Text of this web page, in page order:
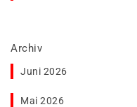
Archiv
Juni 2026
Mai 2026